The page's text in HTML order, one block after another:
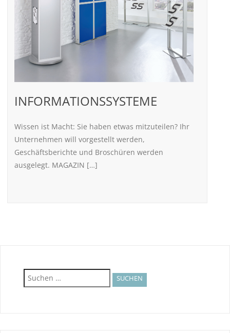
INFORMATIONSSYSTEME
Wissen ist Macht: Sie haben etwas mitzuteilen? Ihr
Unternehmen will vorgestellt werden,
Geschäftsberichte und Broschüren werden
ausgelegt. MAGAZIN […]
Suchen
nach: